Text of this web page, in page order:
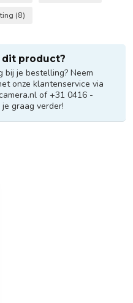
(8)
dit product?
bij je bestelling? Neem
onze klantenservice via
of +31 0416 -
graag verder!